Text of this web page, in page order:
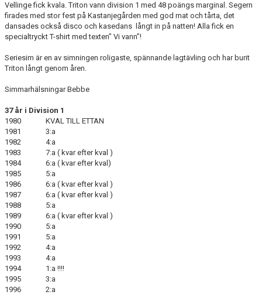
Vellinge fick kvala. Triton vann division 1 med 48 poängs marginal. Segern
firades med stor fest på Kastanjegården med god mat och tårta, det
dansades också disco och kasedans långt in på natten! Alla fick en
specialtryckt T-shirt med texten” Vi vann”!
Seriesim är en av simningen roligaste, spännande lagtävling och har burit
Triton långt genom åren.
Simmarhälsningar Bebbe
37 år i Division 1
1980 KVAL TILL ETTAN
1981 3:a
1982 4:a
1983 7:a ( kvar efter kval )
1984 6:a ( kvar efter kval)
1985 5:a
1986 6:a ( kvar efter kval )
1987 6:a ( kvar efter kval )
1988 5:a
1989 6:a ( kvar efter kval )
1990 5:a
1991 5:a
1992 4:a
1993 4:a
1994 1:a !!!!
1995 3:a
1996 2:a